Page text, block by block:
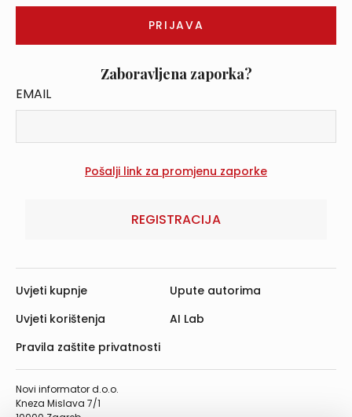
Zaboravljena zaporka?
EMAIL
REGISTRACIJA
Novi informator d.o.o.
Kneza Mislava 7/1
Uvjeti kupnje
Uvjeti korištenja
Pravila zaštite privatnosti
Upute autorima
AI Lab